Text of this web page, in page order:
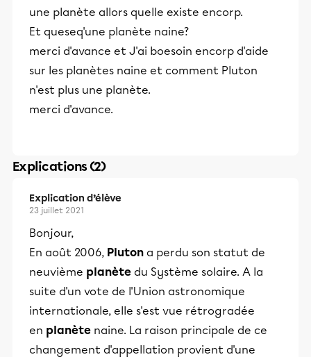
une planète allors quelle existe encorp.
Et queseq'une planète naine?
merci d'avance et J'ai boesoin encorp d'aide
sur les planètes naine et comment Pluton
n'est plus une planète.
merci d'avance.
Explications (2)
Explication d’élève
23 juillet 2021
Bonjour,
En août 2006, Pluton a perdu son statut de
neuvième planète du Système solaire. A la
suite d'un vote de l'Union astronomique
internationale, elle s'est vue rétrogradée
en planète naine. La raison principale de ce
changement d'appellation provient d'une